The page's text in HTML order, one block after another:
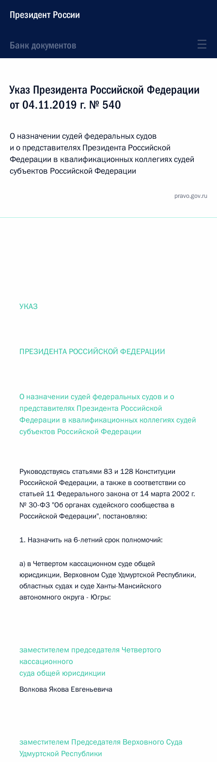
Президент России
Банк документов
Указ Президента Российской Федерации
от 04.11.2019 г. № 540
О назначении судей федеральных судов
и о представителях Президента Российской
Федерации в квалификационных коллегиях судей
субъектов Российской Федерации
pravo.gov.ru
УКАЗ
ПРЕЗИДЕНТА РОССИЙСКОЙ ФЕДЕРАЦИИ
О назначении судей федеральных судов и о
представителях Президента Российской
Федерации в квалификационных коллегиях судей
субъектов Российской Федерации
Руководствуясь статьями 83 и 128 Конституции
Российской Федерации, а также в соответствии со
статьей 11 Федерального закона от 14 марта 2002 г.
№ 30-ФЗ "Об органах судейского сообщества в
Российской Федерации", постановляю:
1. Назначить на 6-летний срок полномочий:
а) в Четвертом кассационном суде общей
юрисдикции, Верховном Суде Удмуртской Республики,
областных судах и суде Ханты-Мансийского
автономного округа - Югры:
заместителем председателя Четвертого
кассационного
суда общей юрисдикции
Волкова Якова Евгеньевича
заместителем Председателя Верховного Суда
Удмуртской Республики